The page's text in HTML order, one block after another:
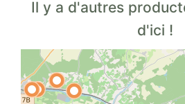
Il y a d'autres
d'ici !